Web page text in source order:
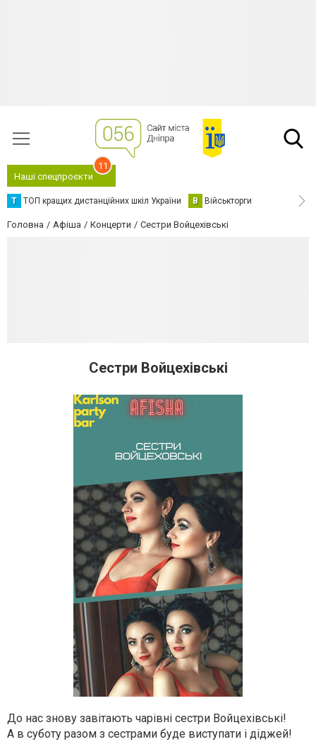
Наші спецпроєкти
11
Т ТОП кращих дистанційних шкіл України В Військторги
Головна Афіша Концерти Сестри Войцехівські
Сестри Войцехівські
До нас знову завітають чарівні сестри Войцехівські!
А в суботу разом з сестрами буде виступати і діджей!